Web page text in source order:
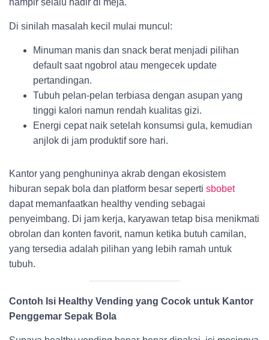
hampir selalu hadir di meja.
Di sinilah masalah kecil mulai muncul:
Minuman manis dan snack berat menjadi pilihan
default saat ngobrol atau mengecek update
pertandingan.
Tubuh pelan-pelan terbiasa dengan asupan yang
tinggi kalori namun rendah kualitas gizi.
Energi cepat naik setelah konsumsi gula, kemudian
anjlok di jam produktif sore hari.
Kantor yang penghuninya akrab dengan ekosistem
hiburan sepak bola dan platform besar seperti sbobet
dapat memanfaatkan healthy vending sebagai
penyeimbang. Di jam kerja, karyawan tetap bisa menikmati
obrolan dan konten favorit, namun ketika butuh camilan,
yang tersedia adalah pilihan yang lebih ramah untuk
tubuh.
Contoh Isi Healthy Vending yang Cocok untuk Kantor
Penggemar Sepak Bola